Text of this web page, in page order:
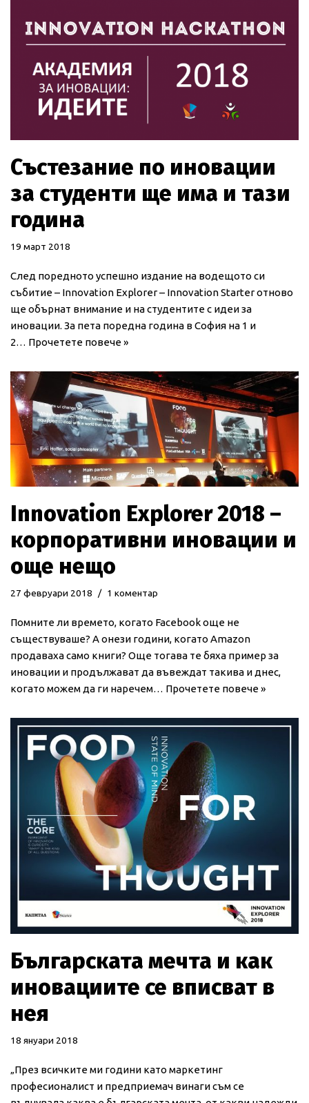
Състезание по иновации
за студенти ще има и тази
година
19 март 2018
След поредното успешно издание на водещото си
събитие – Innovation Explorer – Innovation Starter отново
ще обърнат внимание и на студентите с идеи за
иновации. За пета поредна година в София на 1 и
2… Прочетете повече »
Innovation Explorer 2018 –
корпоративни иновации и
още нещо
27 февруари 2018 1 коментар
Помните ли времето, когато Facebook още не
съществуваше? А онези години, когато Amazon
продаваха само книги? Още тогава те бяха пример за
иновации и продължават да въвеждат такива и днес,
когато можем да ги наречем… Прочетете повече »
Българската мечта и как
иновациите се вписват в
нея
18 януари 2018
„През всичките ми години като маркетинг
професионалист и предприемач винаги съм се